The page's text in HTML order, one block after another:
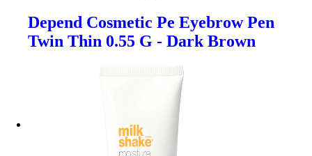
Depend Cosmetic Pe Eyebrow Pen
Twin Thin 0.55 G - Dark Brown